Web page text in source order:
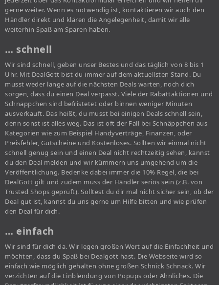
gerne weiter. Wenn es notwendig ist, kontaktieren wir auch den
Händler direkt und klären die Angelegenheit, damit wir alle
weiterhin Spaß am Sparen haben.
… schnell
Wir sind schnell, geben unser Bestes und das täglich von 8 bis 1
Uhr. Mit DealGott bist du immer auf dem aktuellsten Stand. Du
musst weder lange auf die nächsten Deals warten, noch dich
sorgen, dass du einen Deal verpasst. Viele der Rabattaktionen und
Schnäppchen sind befristetet oder binnen weniger Minuten
ausverkauft. Das heißt, du musst bei einigen Deals schnell sein,
denn sonst ist alles weg. Das ist oft der Fall bei Schnäppchen aus
Kategorien wie zum Beispiel Handyverträge, Finanzen, oder
Preisfehler, Gutscheine und Kostenloses. Sollten wir einmal nicht
schnell genug sein und einen Deal nicht rechtzeitig sehen, kannst
du den Deal melden und wir kümmern uns umgehend um die
Veröffentlichung. Bedenke dabei immer die 10% Regel, die bei
DealGott gilt und zudem muss der Händler seriös sein (z.B. von
Trusted Shops geprüft). Solltest du dir mal nicht sicher sein, ob der
Deal gut ist, kannst du uns gerne um Hilfe bitten und wie prüfen
den Deal für dich.
… einfach
Wir sind für dich da. Wir legen großen Wert auf die Einfachheit und
möchten, dass du Spaß bei Dealgott hast. Die Webseite wird so
einfach wie möglich gehalten ohne großen Schnick Schnack. Wir
verzichten auf die Einblendung von Popups oder Ähnliches. Die